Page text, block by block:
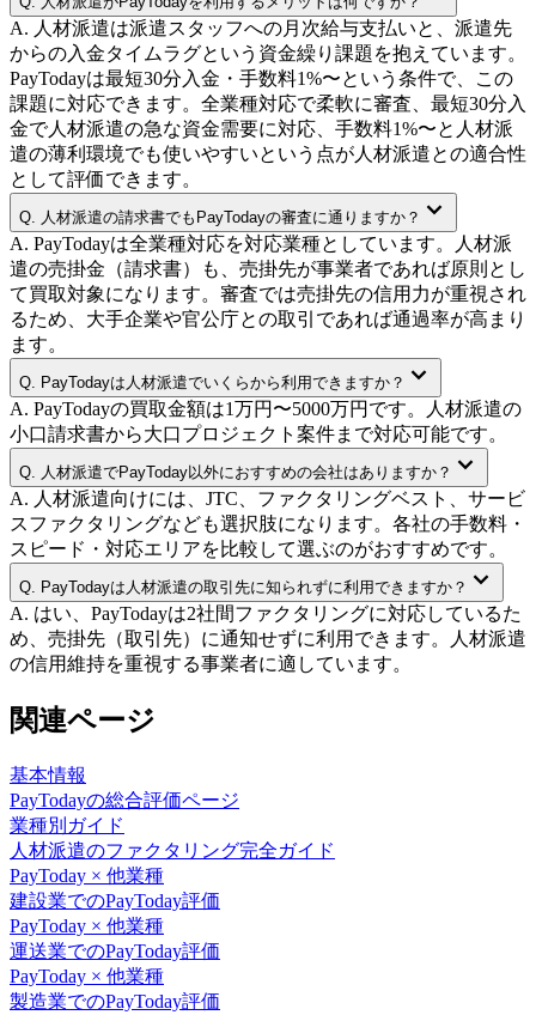
A. 人材派遣は派遣スタッフへの月次給与支払いと、派遣先
からの入金タイムラグという資金繰り課題を抱えています。
PayTodayは最短30分入金・手数料1%〜という条件で、この
課題に対応できます。全業種対応で柔軟に審査、最短30分入
金で人材派遣の急な資金需要に対応、手数料1%〜と人材派
遣の薄利環境でも使いやすいという点が人材派遣との適合性
として評価できます。
Q. 人材派遣の請求書でもPayTodayの審査に通りますか？
A. PayTodayは全業種対応を対応業種としています。人材派
遣の売掛金（請求書）も、売掛先が事業者であれば原則とし
て買取対象になります。審査では売掛先の信用力が重視され
るため、大手企業や官公庁との取引であれば通過率が高まり
ます。
Q. PayTodayは人材派遣でいくらから利用できますか？
A. PayTodayの買取金額は1万円〜5000万円です。人材派遣の
小口請求書から大口プロジェクト案件まで対応可能です。
Q. 人材派遣でPayToday以外におすすめの会社はありますか？
A. 人材派遣向けには、JTC、ファクタリングベスト、サービ
スファクタリングなども選択肢になります。各社の手数料・
スピード・対応エリアを比較して選ぶのがおすすめです。
Q. PayTodayは人材派遣の取引先に知られずに利用できますか？
A. はい、PayTodayは2社間ファクタリングに対応しているた
め、売掛先（取引先）に通知せずに利用できます。人材派遣
の信用維持を重視する事業者に適しています。
関連ページ
基本情報
PayTodayの総合評価ページ
業種別ガイド
人材派遣のファクタリング完全ガイド
PayToday × 他業種
建設業でのPayToday評価
PayToday × 他業種
運送業でのPayToday評価
PayToday × 他業種
製造業でのPayToday評価